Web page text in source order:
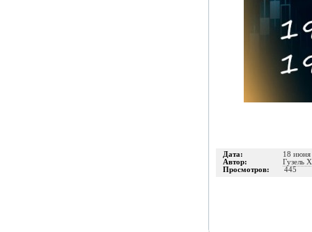
Дата: 18 июня
Автор: Гузель
Просмотров: 445